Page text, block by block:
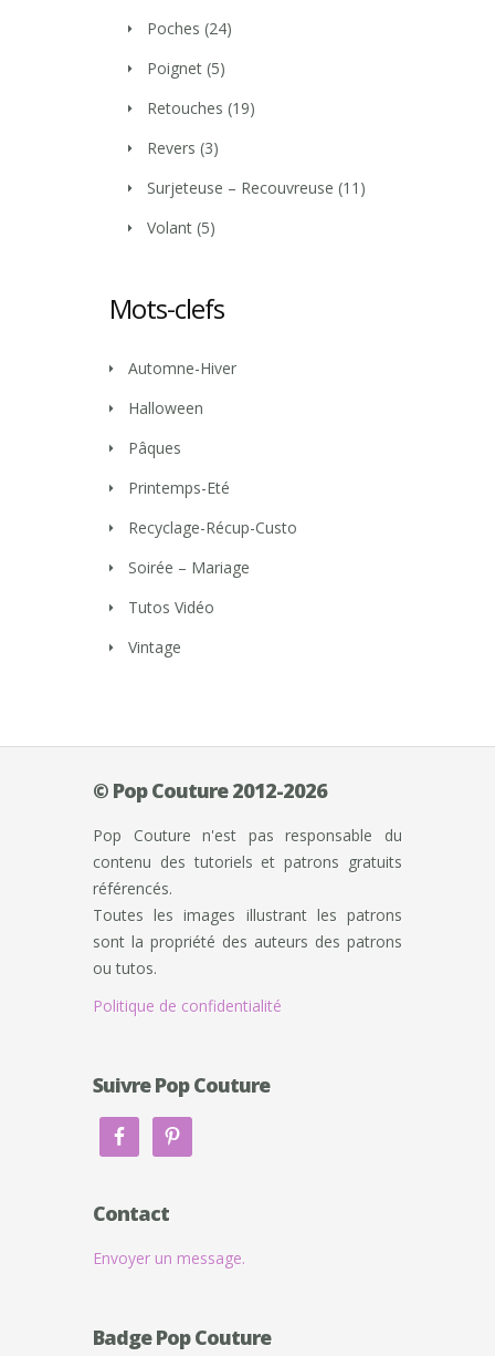
Poches (24)
Poignet (5)
Retouches (19)
Revers (3)
Surjeteuse – Recouvreuse (11)
Volant (5)
Mots-clefs
Automne-Hiver
Halloween
Pâques
Printemps-Eté
Recyclage-Récup-Custo
Soirée – Mariage
Tutos Vidéo
Vintage
© Pop Couture 2012-2026
Pop Couture n'est pas responsable du
contenu des tutoriels et patrons gratuits
référencés.
Toutes les images illustrant les patrons
sont la propriété des auteurs des patrons
ou tutos.
Politique de confidentialité
Suivre Pop Couture
Contact
Envoyer un message.
Badge Pop Couture